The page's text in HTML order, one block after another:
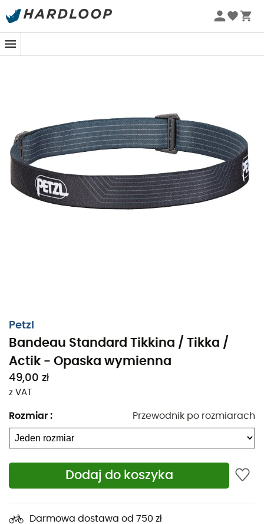
Letnie promocje 🔥 -5% DODATKOWO przy zakupie 2
Petzl
Bandeau Standard Tikkina / Tikka /
Actik - Opaska wymienna
49,00 zł
z VAT
Rozmiar : Przewodnik po rozmiarach
Dodaj do koszyka
Darmowa dostawa od 750 zł